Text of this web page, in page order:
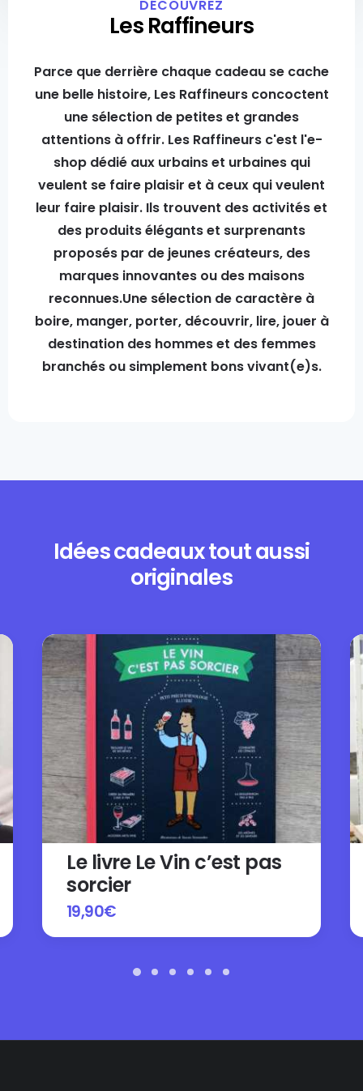
DÉCOUVREZ
Les Raffineurs
Parce que derrière chaque cadeau se cache
une belle histoire, Les Raffineurs concoctent
une sélection de petites et grandes
attentions à offrir. Les Raffineurs c'est l'e-
shop dédié aux urbains et urbaines qui
veulent se faire plaisir et à ceux qui veulent
leur faire plaisir. Ils trouvent des activités et
des produits élégants et surprenants
proposés par de jeunes créateurs, des
marques innovantes ou des maisons
reconnues.Une sélection de caractère à
boire, manger, porter, découvrir, lire, jouer à
destination des hommes et des femmes
branchés ou simplement bons vivant(e)s.
Idées cadeaux tout aussi
originales
Le livre Le Vin c’est pas
sorcier
19,90€